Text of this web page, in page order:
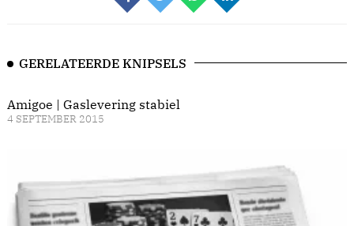
GERELATEERDE KNIPSELS
Amigoe | Gaslevering stabiel
4 SEPTEMBER 2015